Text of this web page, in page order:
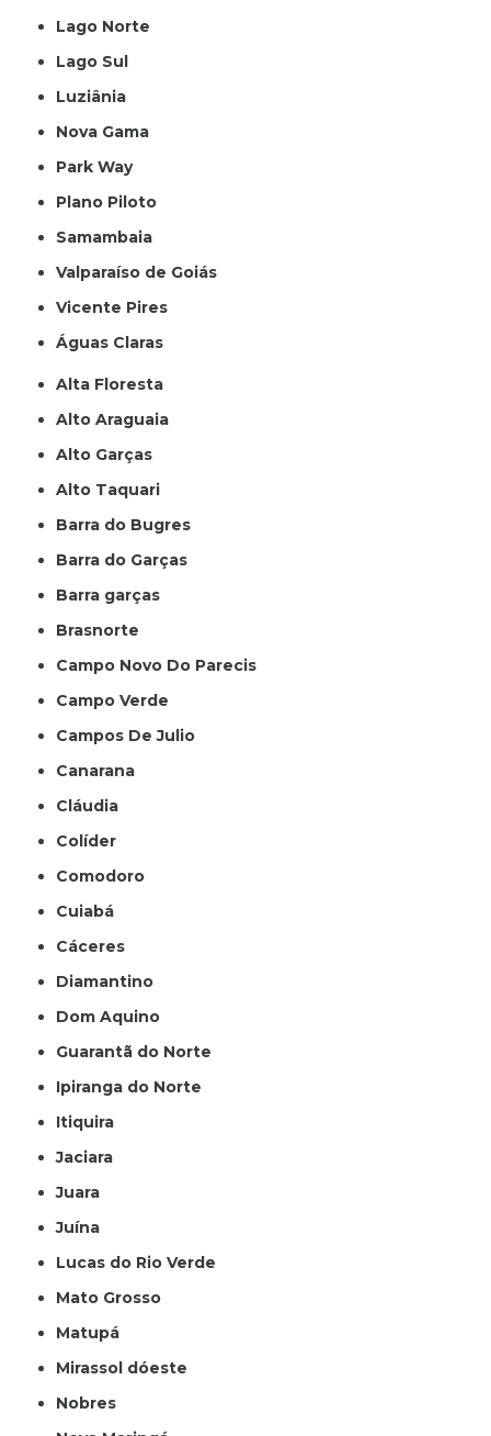
Lago Norte
Lago Sul
Luziânia
Nova Gama
Park Way
Plano Piloto
Samambaia
Valparaíso de Goiás
Vicente Pires
Águas Claras
Alta Floresta
Alto Araguaia
Alto Garças
Alto Taquari
Barra do Bugres
Barra do Garças
Barra garças
Brasnorte
Campo Novo Do Parecis
Campo Verde
Campos De Julio
Canarana
Cláudia
Colíder
Comodoro
Cuiabá
Cáceres
Diamantino
Dom Aquino
Guarantã do Norte
Ipiranga do Norte
Itiquira
Jaciara
Juara
Juína
Lucas do Rio Verde
Mato Grosso
Matupá
Mirassol dóeste
Nobres